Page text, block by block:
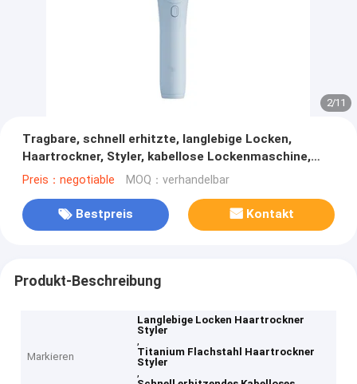
2/11
Tragbare, schnell erhitzte, langlebige Locken,
Haartrockner, Styler, kabellose Lockenmaschine,
Titan, Flachstahl
Preis：negotiable MOQ：verhandelbar
Bestpreis Kontakt
Produkt-Beschreibung
Markieren
Langlebige Locken Haartrockner
Styler
,
Titanium Flachstahl Haartrockner
Styler
,